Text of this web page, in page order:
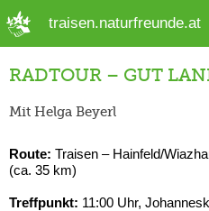
traisen.naturfreunde.at
RADTOUR – GUT
Mit Helga Beyerl
Route: Traisen – Hainfeld/
(ca. 35 km)
Treffpunkt: 11:00 Uhr,